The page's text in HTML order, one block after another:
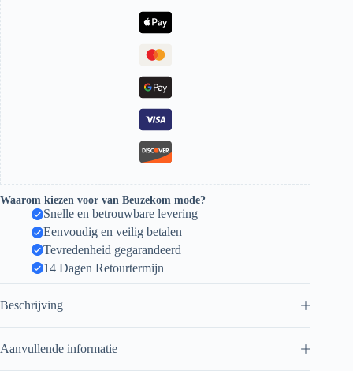
Waarom kiezen voor van Beuzekom mode?
Snelle en betrouwbare levering
Eenvoudig en veilig betalen
Tevredenheid gegarandeerd
14 Dagen Retourtermijn
Beschrijving
Aanvullende informatie